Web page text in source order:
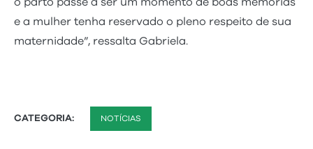
e a mulher tenha reservado o pleno respeito de sua
maternidade”, ressalta Gabriela.
CATEGORIA: NOTÍCIAS